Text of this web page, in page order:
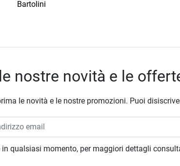
Bartolini
nostre novità e le
le novità e le nostre promozioni. Puoi
qualsiasi momento, per maggiori dettagli